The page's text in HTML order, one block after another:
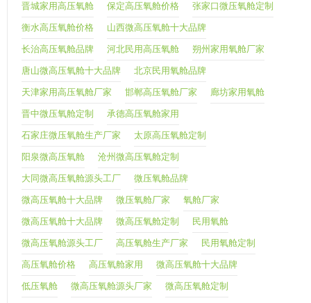
晋城家用高压氧舱 保定高压氧舱价格 张家口微压氧舱定制
衡水高压氧舱价格 山西微高压氧舱十大品牌
长治高压氧舱品牌 河北民用高压氧舱 朔州家用氧舱厂家
唐山微高压氧舱十大品牌 北京民用氧舱品牌
天津家用高压氧舱厂家 邯郸高压氧舱厂家 廊坊家用氧舱
晋中微压氧舱定制 承德高压氧舱家用
石家庄微压氧舱生产厂家 太原高压氧舱定制
阳泉微高压氧舱 沧州微高压氧舱定制
大同微高压氧舱源头工厂 微压氧舱品牌
微高压氧舱十大品牌 微压氧舱厂家 氧舱厂家
微高压氧舱十大品牌 微高压氧舱定制 民用氧舱
微高压氧舱源头工厂 高压氧舱生产厂家 民用氧舱定制
高压氧舱价格 高压氧舱家用 微高压氧舱十大品牌
低压氧舱 微高压氧舱源头厂家 微高压氧舱定制